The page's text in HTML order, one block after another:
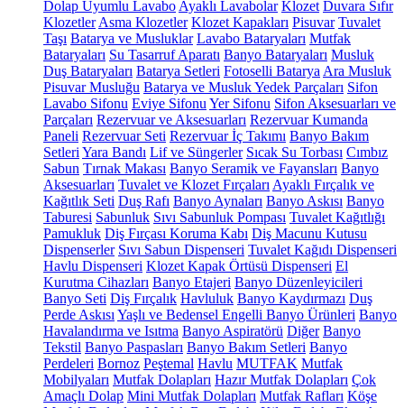
Dolap Uyumlu Lavabo Ayaklı Lavabolar Klozet Duvara Sıfır
Klozetler Asma Klozetler Klozet Kapakları Pisuvar Tuvalet
Taşı Batarya ve Musluklar Lavabo Bataryaları Mutfak
Bataryaları Su Tasarruf Aparatı Banyo Bataryaları Musluk
Duş Bataryaları Batarya Setleri Fotoselli Batarya Ara Musluk
Pisuvar Musluğu Batarya ve Musluk Yedek Parçaları Sifon
Lavabo Sifonu Eviye Sifonu Yer Sifonu Sifon Aksesuarları ve
Parçaları Rezervuar ve Aksesuarları Rezervuar Kumanda
Paneli Rezervuar Seti Rezervuar İç Takımı Banyo Bakım
Setleri Yara Bandı Lif ve Süngerler Sıcak Su Torbası Cımbız
Sabun Tırnak Makası Banyo Seramik ve Fayansları Banyo
Aksesuarları Tuvalet ve Klozet Fırçaları Ayaklı Fırçalık ve
Kağıtlık Seti Duş Rafı Banyo Aynaları Banyo Askısı Banyo
Taburesi Sabunluk Sıvı Sabunluk Pompası Tuvalet Kağıtlığı
Pamukluk Diş Fırçası Koruma Kabı Diş Macunu Kutusu
Dispenserler Sıvı Sabun Dispenseri Tuvalet Kağıdı Dispenseri
Havlu Dispenseri Klozet Kapak Örtüsü Dispenseri El
Kurutma Cihazları Banyo Etajeri Banyo Düzenleyicileri
Banyo Seti Diş Fırçalık Havluluk Banyo Kaydırmazı Duş
Perde Askısı Yaşlı ve Bedensel Engelli Banyo Ürünleri Banyo
Havalandırma ve Isıtma Banyo Aspiratörü Diğer Banyo
Tekstil Banyo Paspasları Banyo Bakım Setleri Banyo
Perdeleri Bornoz Peştemal Havlu MUTFAK Mutfak
Mobilyaları Mutfak Dolapları Hazır Mutfak Dolapları Çok
Amaçlı Dolap Mini Mutfak Dolapları Mutfak Rafları Köşe